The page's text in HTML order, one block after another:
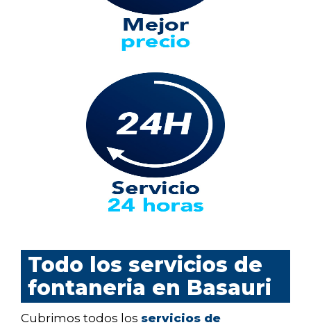
Todo los servicios de
fontaneria en Basauri
Cubrimos todos los servicios de